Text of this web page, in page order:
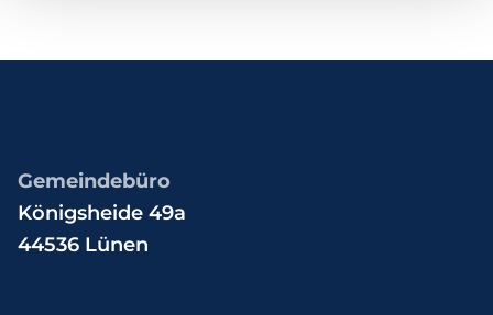
Gemeindebüro
Königsheide 49a
44536 Lünen